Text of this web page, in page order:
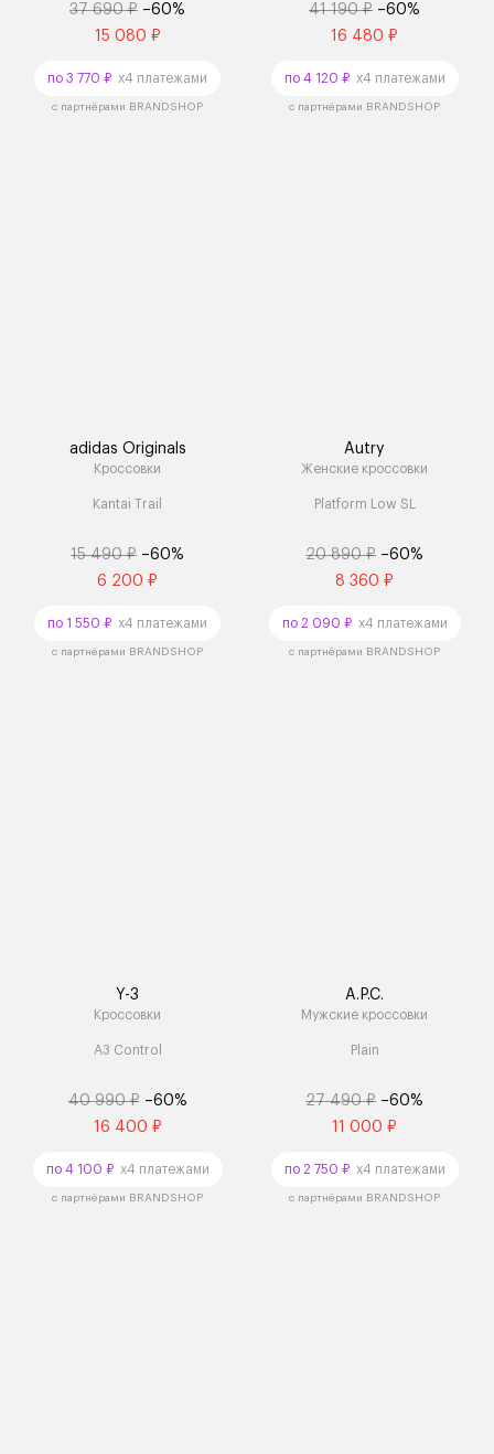
37 690 ₽ –60%
15 080 ₽
по 3 770 ₽ x4 платежами
с партнёрами BRANDSHOP
41 190 ₽ –60%
16 480 ₽
по 4 120 ₽x4 платежами
с партнёрами BRANDSHOP
adidas Originals
Кроссовки
Kantai Trail
15 490 ₽ –60%
6 200 ₽
по 1 550 ₽ x4 платежами
с партнёрами BRANDSHOP
Autry
Женские кроссовки
Platform Low SL
20 890 ₽ –60%
8 360 ₽
по 2 090 ₽x4 платежами
с партнёрами BRANDSHOP
Y-3
Кроссовки
A3 Control
40 990 ₽ –60%
16 400 ₽
по 4 100 ₽x4 платежами
с партнёрами BRANDSHOP
A.P.C.
Мужские кроссовки
Plain
27 490 ₽ –60%
11 000 ₽
по 2 750 ₽x4 платежами
с партнёрами BRANDSHOP